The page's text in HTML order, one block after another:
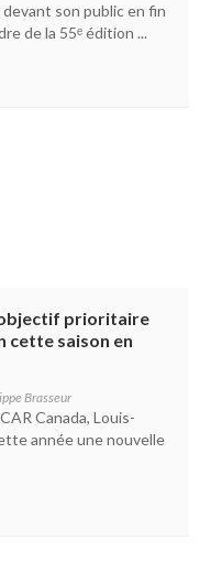
son public en fin
de la 55ᵉ édition ...
prioritaire
cette saison en
Brasseur
Canada, Louis-
année une nouvelle